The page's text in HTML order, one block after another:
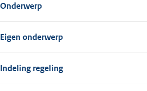
Onderwerp
Eigen onderwerp
Indeling regeling